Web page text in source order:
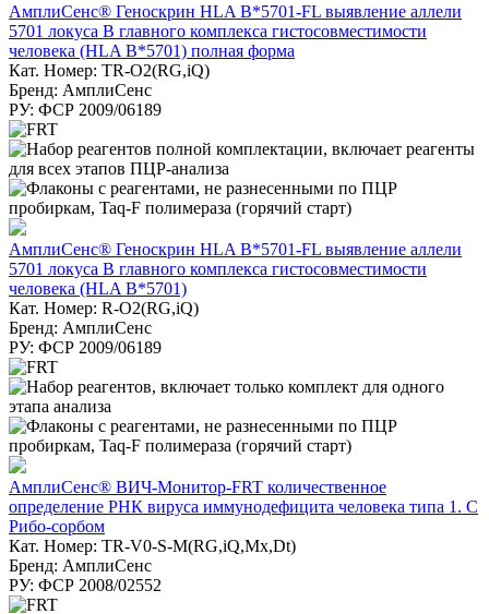
АмплиСенс® Геноскрин HLA B*5701-FL выявление аллели
5701 локуса В главного комплекса гистосовместимости
человека (HLA B*5701) полная форма
Кат. Номер: TR-O2(RG,iQ)
Бренд: АмплиСенс
РУ: ФСР 2009/06189
АмплиСенс® Геноскрин HLA B*5701-FL выявление аллели
5701 локуса В главного комплекса гистосовместимости
человека (HLA B*5701)
Кат. Номер: R-O2(RG,iQ)
Бренд: АмплиСенс
РУ: ФСР 2009/06189
АмплиСенс® ВИЧ-Монитор-FRT количественное
определение РНК вируса иммунодефицита человека типа 1. С
Рибо-сорбом
Кат. Номер: TR-V0-S-M(RG,iQ,Mx,Dt)
Бренд: АмплиСенс
РУ: ФСР 2008/02552